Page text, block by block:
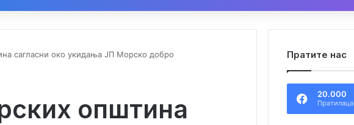
сагласни око укидања ЈП Морско добро
општина
Пратите нас
20.000
Пратилаца